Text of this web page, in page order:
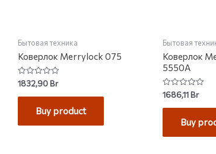
Бытовая техника
Коверлок Merrylock 075
Rated
0
out
1832,90Br
Buy product
Бытовая
Коверлок
5550A
Rated
0
out
1686,11Br
Buy